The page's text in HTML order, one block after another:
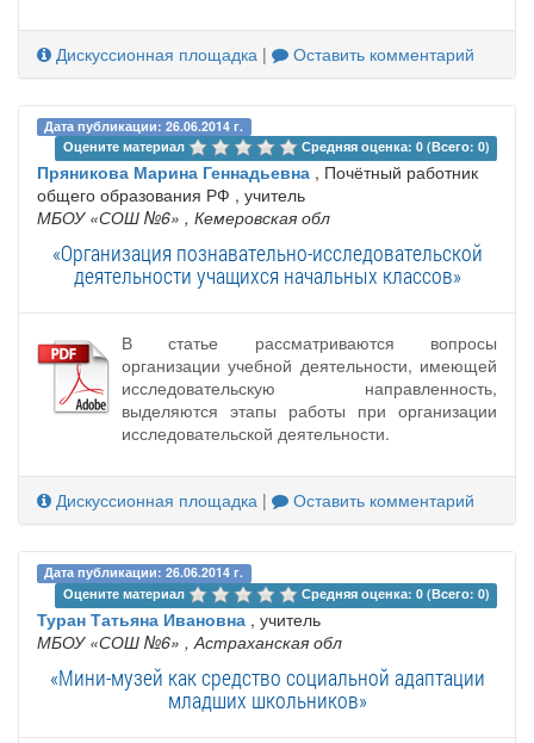
Дискуссионная площадка | Оставить комментарий
Дата публикации: 26.06.2014 г.
Оцените материал
Средняя оценка: 0 (Всего: 0)
Пряникова Марина Геннадьевна , Почётный работник
общего образования РФ , учитель
МБОУ «СОШ №6» , Кемеровская обл
«Организация познавательно-исследовательской
деятельности учащихся начальных классов»
В статье рассматриваются вопросы
организации учебной деятельности, имеющей
исследовательскую направленность,
выделяются этапы работы при организации
исследовательской деятельности.
Дискуссионная площадка | Оставить комментарий
Дата публикации: 26.06.2014 г.
Оцените материал
Средняя оценка: 0 (Всего: 0)
Туран Татьяна Ивановна , учитель
МБОУ «СОШ №6» , Астраханская обл
«Мини-музей как средство социальной адаптации
младших школьников»